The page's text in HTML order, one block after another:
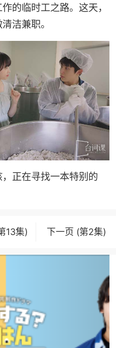
的临时工之路。这天，
洁兼职。
正在寻找一本特别的
13集) 下一页 (第2集)